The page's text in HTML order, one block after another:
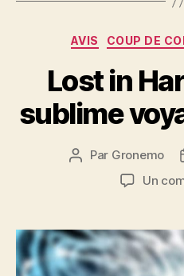
AVIS COUP DE
Lost in
sublime
Auteur
Par Gronemo
Un